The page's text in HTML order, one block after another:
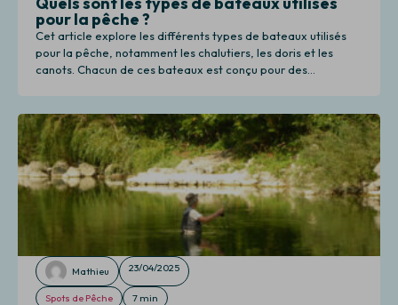
pour la pêche ?
Cet article explore les différents types de bateaux utilisés
pour la pêche, notamment les chalutiers, les doris et les
canots. Chacun de ces bateaux est conçu pour des
Mathieu 23/04/2025
Spots de Pêche 7 min